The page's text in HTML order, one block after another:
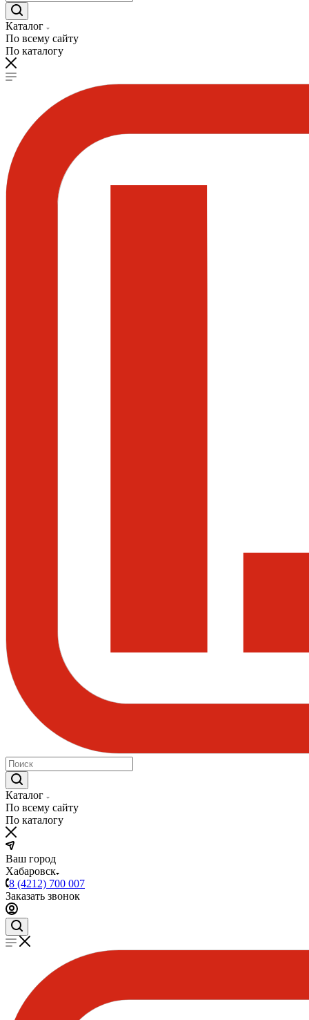
Каталог
По всему сайту
По каталогу
Каталог
По всему сайту
По каталогу
Ваш город
Хабаровск
8 (4212) 700 007
Заказать звонок